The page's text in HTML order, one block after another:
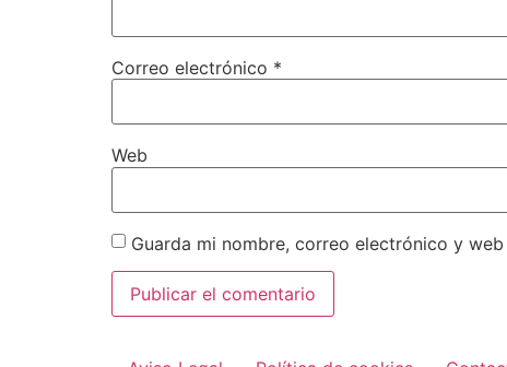
Correo electrónico *
Web
Guarda mi nombre, correo electrónico y